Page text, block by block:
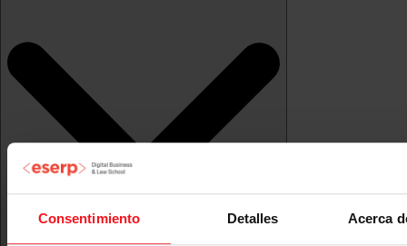
Consentimiento Detalles Acerca